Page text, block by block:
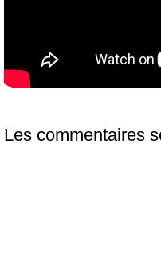
Les commentaires